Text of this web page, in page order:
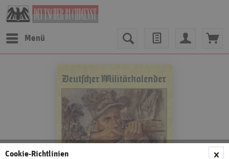
Menü
Cookie-Richtlinien